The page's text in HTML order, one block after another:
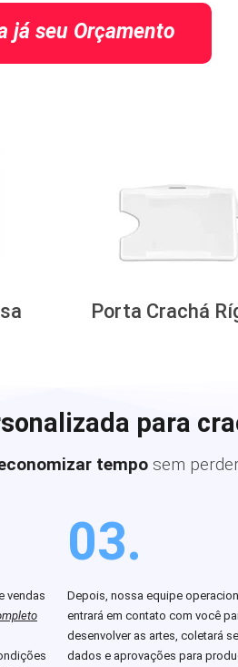
já seu Orçamento
Porta Crachá
para
tempo sem
vendas
03.
Depois, nossa equipe
entrará em contato com você
desenvolver as artes, coletará
dados e aprovações para